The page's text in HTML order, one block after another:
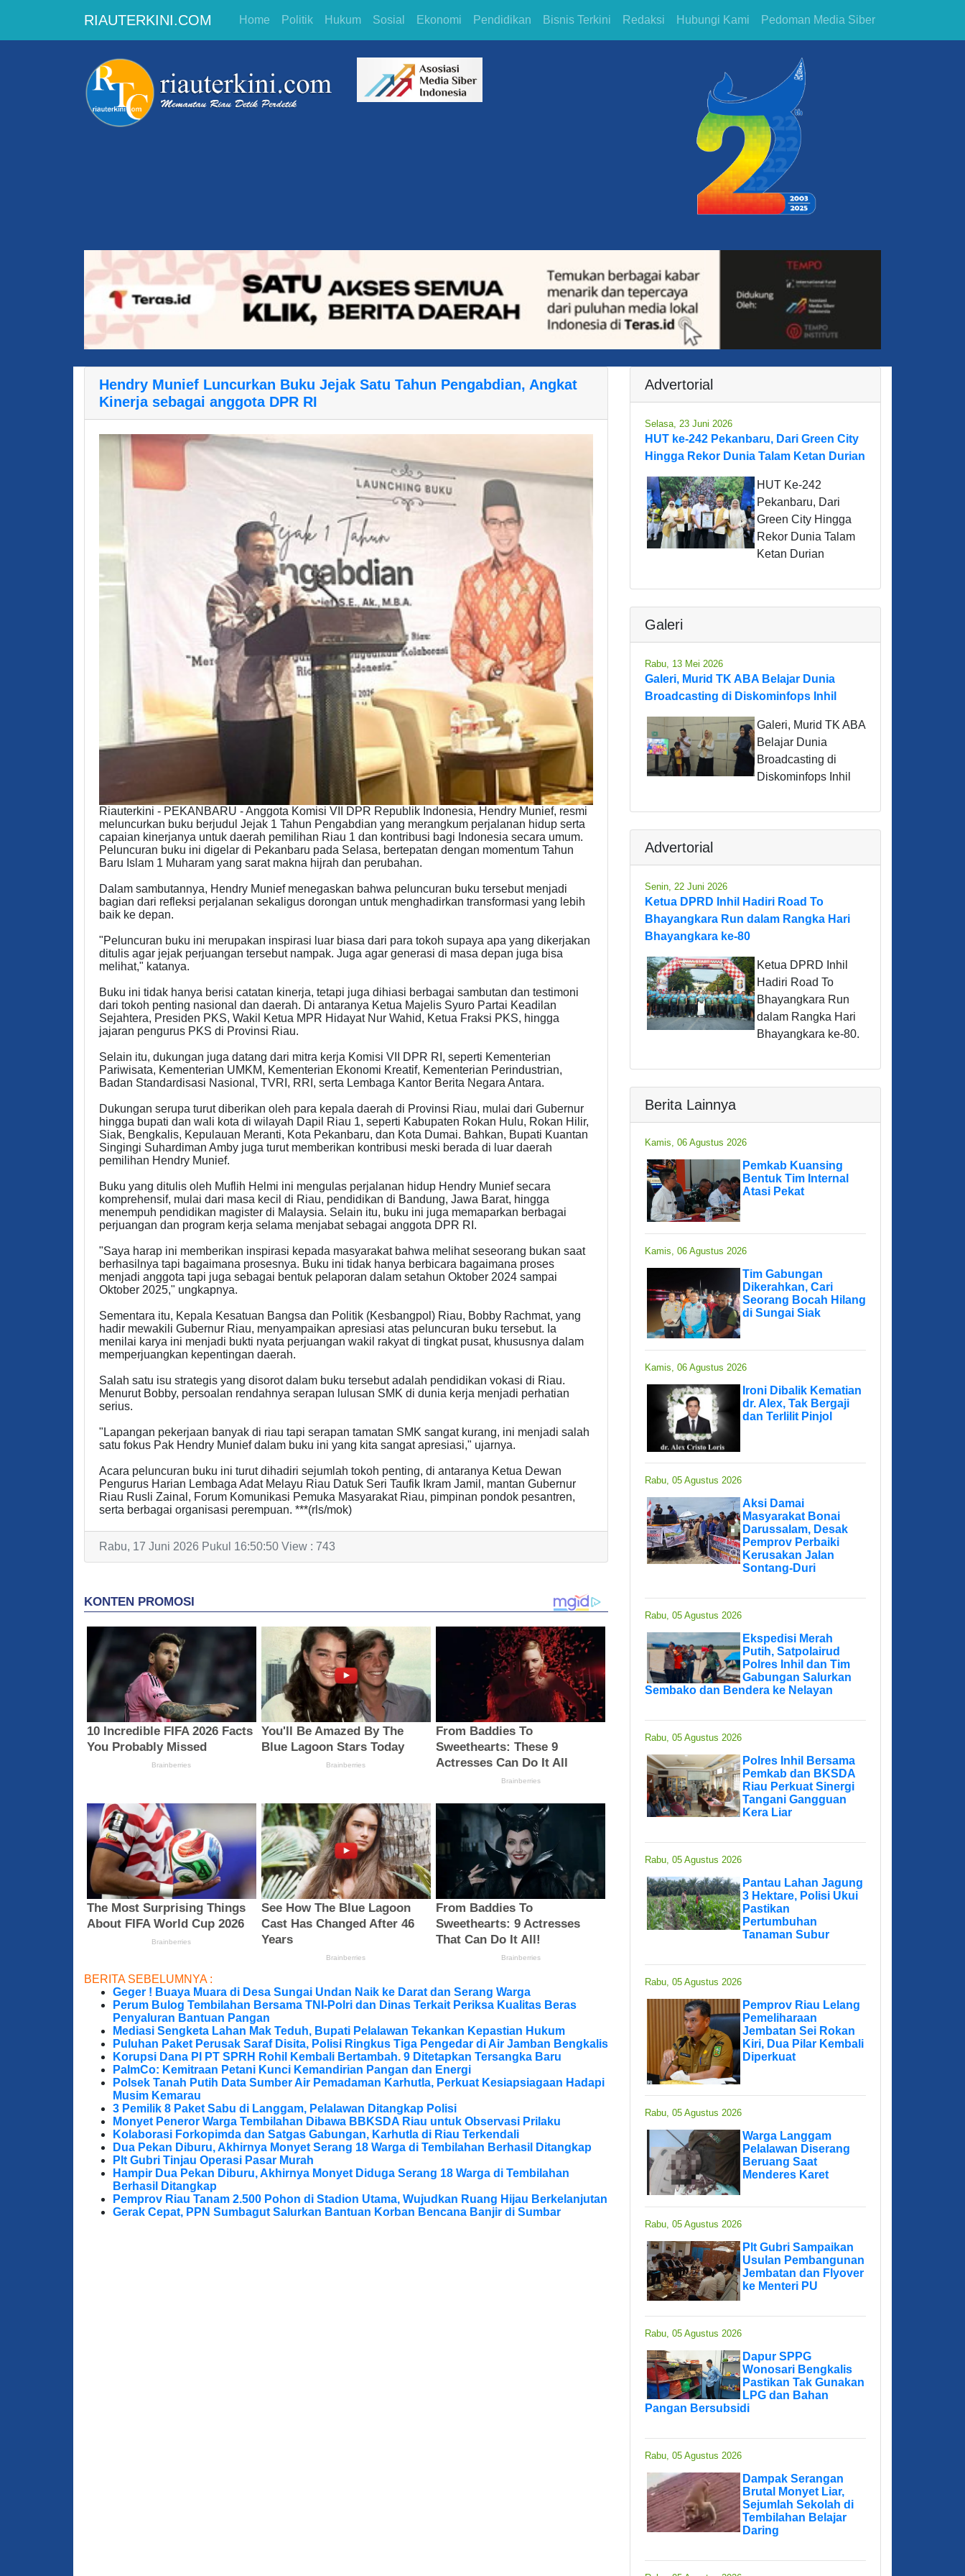
RIAUTERKINI.COM Home Politik Hukum Sosial Ekonomi Pendidikan Bisnis Terkini Redaksi Hubungi Kami Pedoman Media Siber
Hendry Munief Luncurkan Buku Jejak Satu Tahun Pengabdian, Angkat
Kinerja sebagai anggota DPR RI
Riauterkini - PEKANBARU - Anggota Komisi VII DPR Republik Indonesia, Hendry Munief, resmi
meluncurkan buku berjudul Jejak 1 Tahun Pengabdian yang merangkum perjalanan hidup serta
capaian kinerjanya untuk daerah pemilihan Riau 1 dan kontribusi bagi Indonesia secara umum.
Peluncuran buku ini digelar di Pekanbaru pada Selasa, bertepatan dengan momentum Tahun
Baru Islam 1 Muharam yang sarat makna hijrah dan perubahan.
Dalam sambutannya, Hendry Munief menegaskan bahwa peluncuran buku tersebut menjadi
bagian dari refleksi perjalanan sekaligus dorongan untuk menghadirkan transformasi yang lebih
baik ke depan.
"Peluncuran buku ini merupakan inspirasi luar biasa dari para tokoh supaya apa yang dikerjakan
ditulis agar jejak perjuangan tersebut nampak. Juga agar generasi di masa depan juga bisa
melihat," katanya.
Buku ini tidak hanya berisi catatan kinerja, tetapi juga dihiasi berbagai sambutan dan testimoni
dari tokoh penting nasional dan daerah. Di antaranya Ketua Majelis Syuro Partai Keadilan
Sejahtera, Presiden PKS, Wakil Ketua MPR Hidayat Nur Wahid, Ketua Fraksi PKS, hingga
jajaran pengurus PKS di Provinsi Riau.
Selain itu, dukungan juga datang dari mitra kerja Komisi VII DPR RI, seperti Kementerian
Pariwisata, Kementerian UMKM, Kementerian Ekonomi Kreatif, Kementerian Perindustrian,
Badan Standardisasi Nasional, TVRI, RRI, serta Lembaga Kantor Berita Negara Antara.
Dukungan serupa turut diberikan oleh para kepala daerah di Provinsi Riau, mulai dari Gubernur
hingga bupati dan wali kota di wilayah Dapil Riau 1, seperti Kabupaten Rokan Hulu, Rokan Hilir,
Siak, Bengkalis, Kepulauan Meranti, Kota Pekanbaru, dan Kota Dumai. Bahkan, Bupati Kuantan
Singingi Suhardiman Amby juga turut memberikan kontribusi meski berada di luar daerah
pemilihan Hendry Munief.
Buku yang ditulis oleh Muflih Helmi ini mengulas perjalanan hidup Hendry Munief secara
komprehensif, mulai dari masa kecil di Riau, pendidikan di Bandung, Jawa Barat, hingga
menempuh pendidikan magister di Malaysia. Selain itu, buku ini juga memaparkan berbagai
perjuangan dan program kerja selama menjabat sebagai anggota DPR RI.
"Saya harap ini memberikan inspirasi kepada masyarakat bahwa melihat seseorang bukan saat
berhasilnya tapi bagaimana prosesnya. Buku ini tidak hanya berbicara bagaimana proses
menjadi anggota tapi juga sebagai bentuk pelaporan dalam setahun Oktober 2024 sampai
Oktober 2025," ungkapnya.
Sementara itu, Kepala Kesatuan Bangsa dan Politik (Kesbangpol) Riau, Bobby Rachmat, yang
hadir mewakili Gubernur Riau, menyampaikan apresiasi atas peluncuran buku tersebut. Ia
menilai karya ini menjadi bukti nyata perjuangan wakil rakyat di tingkat pusat, khususnya dalam
memperjuangkan kepentingan daerah.
Salah satu isu strategis yang disorot dalam buku tersebut adalah pendidikan vokasi di Riau.
Menurut Bobby, persoalan rendahnya serapan lulusan SMK di dunia kerja menjadi perhatian
serius.
"Lapangan pekerjaan banyak di riau tapi serapan tamatan SMK sangat kurang, ini menjadi salah
satu fokus Pak Hendry Munief dalam buku ini yang kita sangat apresiasi," ujarnya.
Acara peluncuran buku ini turut dihadiri sejumlah tokoh penting, di antaranya Ketua Dewan
Pengurus Harian Lembaga Adat Melayu Riau Datuk Seri Taufik Ikram Jamil, mantan Gubernur
Riau Rusli Zainal, Forum Komunikasi Pemuka Masyarakat Riau, pimpinan pondok pesantren,
serta berbagai organisasi perempuan. ***(rls/mok)
Rabu, 17 Juni 2026 Pukul 16:50:50 View : 743
BERITA SEBELUMNYA :
Geger ! Buaya Muara di Desa Sungai Undan Naik ke Darat dan Serang Warga
Perum Bulog Tembilahan Bersama TNI-Polri dan Dinas Terkait Periksa Kualitas Beras
Penyaluran Bantuan Pangan
Mediasi Sengketa Lahan Mak Teduh, Bupati Pelalawan Tekankan Kepastian Hukum
Puluhan Paket Perusak Saraf Disita, Polisi Ringkus Tiga Pengedar di Air Jamban Bengkalis
Korupsi Dana PI PT SPRH Rohil Kembali Bertambah. 9 Ditetapkan Tersangka Baru
PalmCo: Kemitraan Petani Kunci Kemandirian Pangan dan Energi
Polsek Tanah Putih Data Sumber Air Pemadaman Karhutla, Perkuat Kesiapsiagaan Hadapi
Musim Kemarau
3 Pemilik 8 Paket Sabu di Langgam, Pelalawan Ditangkap Polisi
Monyet Peneror Warga Tembilahan Dibawa BBKSDA Riau untuk Observasi Prilaku
Kolaborasi Forkopimda dan Satgas Gabungan, Karhutla di Riau Terkendali
Dua Pekan Diburu, Akhirnya Monyet Serang 18 Warga di Tembilahan Berhasil Ditangkap
Plt Gubri Tinjau Operasi Pasar Murah
Hampir Dua Pekan Diburu, Akhirnya Monyet Diduga Serang 18 Warga di Tembilahan
Berhasil Ditangkap
Pemprov Riau Tanam 2.500 Pohon di Stadion Utama, Wujudkan Ruang Hijau Berkelanjutan
Gerak Cepat, PPN Sumbagut Salurkan Bantuan Korban Bencana Banjir di Sumbar
Advertorial
Selasa, 23 Juni 2026
HUT ke-242 Pekanbaru, Dari Green City
Hingga Rekor Dunia Talam Ketan Durian
HUT Ke-242
Pekanbaru, Dari
Green City Hingga
Rekor Dunia Talam
Ketan Durian
Galeri
Rabu, 13 Mei 2026
Galeri, Murid TK ABA Belajar Dunia
Broadcasting di Diskominfops Inhil
Galeri, Murid TK ABA
Belajar Dunia
Broadcasting di
Diskominfops Inhil
Advertorial
Senin, 22 Juni 2026
Ketua DPRD Inhil Hadiri Road To
Bhayangkara Run dalam Rangka Hari
Bhayangkara ke-80
Ketua DPRD Inhil
Hadiri Road To
Bhayangkara Run
dalam Rangka Hari
Bhayangkara ke-80.
Berita Lainnya
Kamis, 06 Agustus 2026
Pemkab Kuansing
Bentuk Tim Internal
Atasi Pekat
Kamis, 06 Agustus 2026
Tim Gabungan
Dikerahkan, Cari
Seorang Bocah Hilang
di Sungai Siak
Kamis, 06 Agustus 2026
Ironi Dibalik Kematian
dr. Alex, Tak Bergaji
dan Terlilit Pinjol
Rabu, 05 Agustus 2026
Aksi Damai
Masyarakat Bonai
Darussalam, Desak
Pemprov Perbaiki
Kerusakan Jalan
Sontang-Duri
Rabu, 05 Agustus 2026
Ekspedisi Merah
Putih, Satpolairud
Polres Inhil dan Tim
Gabungan Salurkan
Sembako dan Bendera ke Nelayan
Rabu, 05 Agustus 2026
Polres Inhil Bersama
Pemkab dan BKSDA
Riau Perkuat Sinergi
Tangani Gangguan
Kera Liar
Rabu, 05 Agustus 2026
Pantau Lahan Jagung
3 Hektare, Polisi Ukui
Pastikan
Pertumbuhan
Tanaman Subur
Rabu, 05 Agustus 2026
Pemprov Riau Lelang
Pemeliharaan
Jembatan Sei Rokan
Kiri, Dua Pilar Kembali
Diperkuat
Rabu, 05 Agustus 2026
Warga Langgam
Pelalawan Diserang
Beruang Saat
Menderes Karet
Rabu, 05 Agustus 2026
Plt Gubri Sampaikan
Usulan Pembangunan
Jembatan dan Flyover
ke Menteri PU
Rabu, 05 Agustus 2026
Dapur SPPG
Wonosari Bengkalis
Pastikan Tak Gunakan
LPG dan Bahan
Pangan Bersubsidi
Rabu, 05 Agustus 2026
Dampak Serangan
Brutal Monyet Liar,
Sejumlah Sekolah di
Tembilahan Belajar
Daring